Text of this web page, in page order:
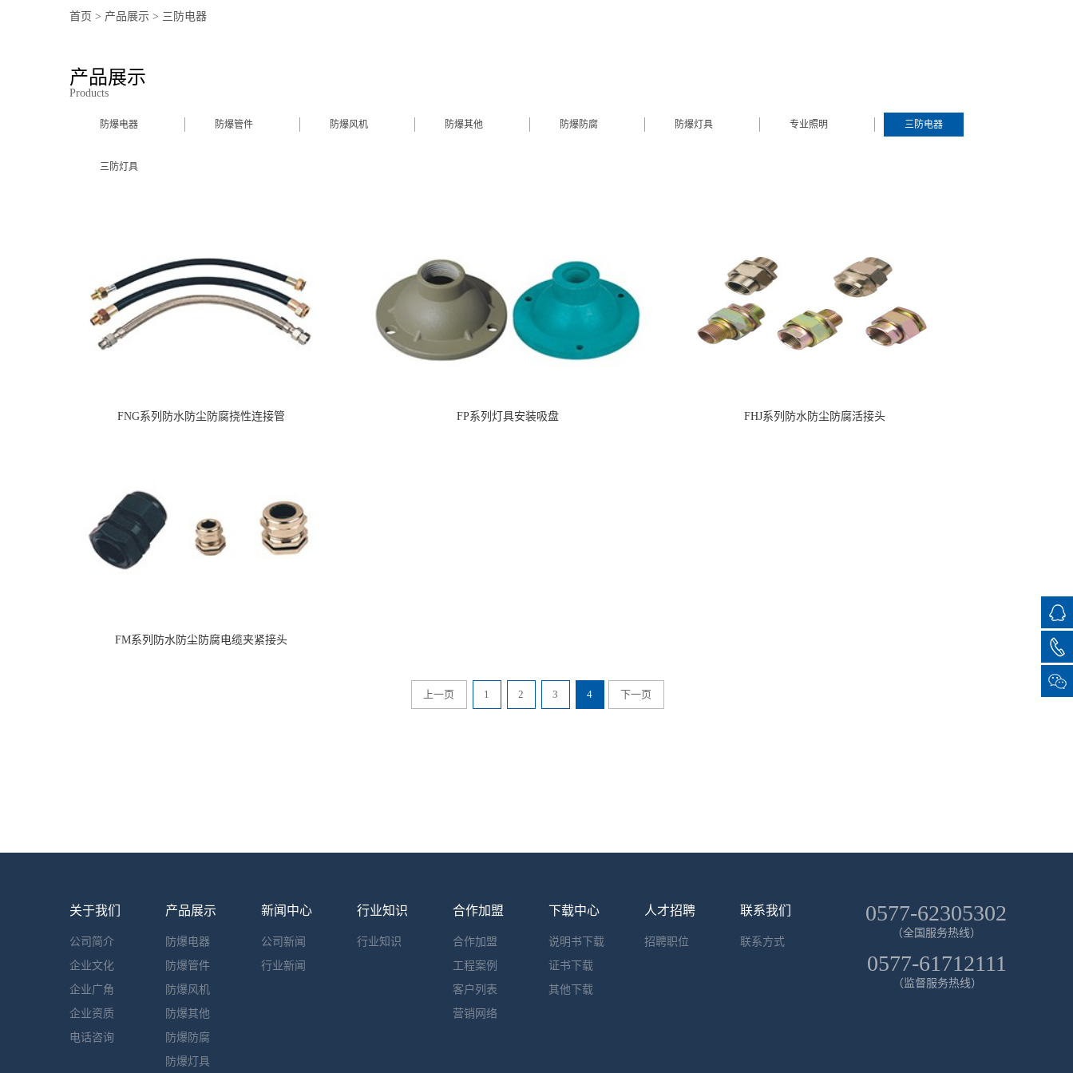
首页 > 产品展示 > 三防电器
产品展示
Products
防爆电器 防爆管件 防爆风机 防爆其他 防爆防腐 防爆灯具 专业照明 三防电器
三防灯具
FNG系列防水防尘防腐挠性连接管 FP系列灯具安装吸盘 FHJ系列防水防尘防腐活接头
FM系列防水防尘防腐电缆夹紧接头
上一页 1 2 3 4 下一页
关于我们
公司简介
企业文化
企业广角
企业资质
电话咨询
产品展示
防爆电器
防爆管件
防爆风机
防爆其他
防爆防腐
防爆灯具
新闻中心
公司新闻
行业新闻
行业知识
行业知识
合作加盟
合作加盟
工程案例
客户列表
营销网络
下载中心
说明书下载
证书下载
其他下载
人才招聘
招聘职位
联系我们
联系方式
0577-62305302
（全国服务热线）
0577-61712111
（监督服务热线）